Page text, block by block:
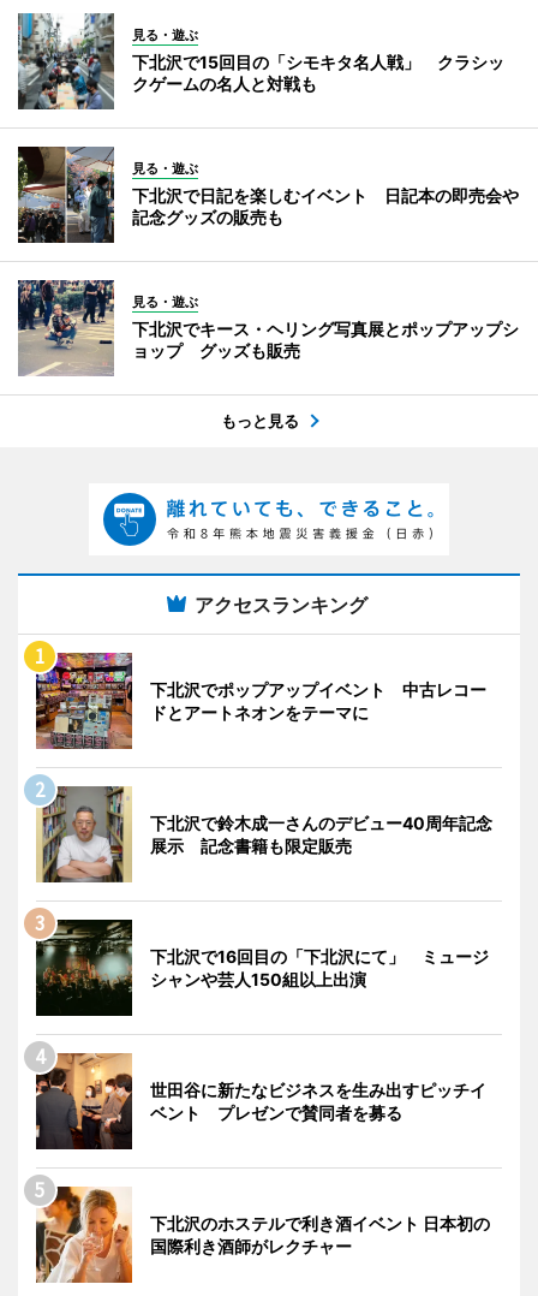
見る・遊ぶ
下北沢で15回目の「シモキタ名人戦」 クラシッ
クゲームの名人と対戦も
見る・遊ぶ
下北沢で日記を楽しむイベント 日記本の即売会や
記念グッズの販売も
見る・遊ぶ
下北沢でキース・ヘリング写真展とポップアップシ
ョップ グッズも販売
もっと見る
アクセスランキング
下北沢でポップアップイベント 中古レコー
ドとアートネオンをテーマに
下北沢で鈴木成一さんのデビュー40周年記念
展示 記念書籍も限定販売
下北沢で16回目の「下北沢にて」 ミュージ
シャンや芸人150組以上出演
世田谷に新たなビジネスを生み出すピッチイ
ベント プレゼンで賛同者を募る
下北沢のホステルで利き酒イベント 日本初の
国際利き酒師がレクチャー